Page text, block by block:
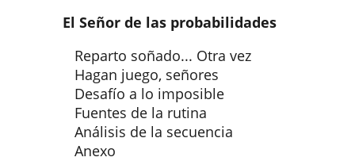
El Señor de las probabilidades
Reparto soñado... Otra vez
Hagan juego, señores
Desafío a lo imposible
Fuentes de la rutina
Análisis de la secuencia
Anexo